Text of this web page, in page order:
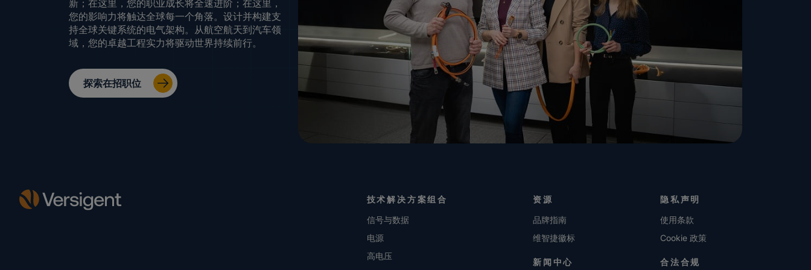
新；在这里，您的职业成长将全速进阶；在这里，
您的影响力将触达全球每一个角落。设计并构建支
持全球关键系统的电气架构。从航空航天到汽车领
域，您的卓越工程实力将驱动世界持续前行。
探索在招职位
技术解决方案组合
信号与数据
电源
高电压
资源
品牌指南
维智捷徽标
新闻中心
隐私声明
使用条款
Cookie 政策
合法合规